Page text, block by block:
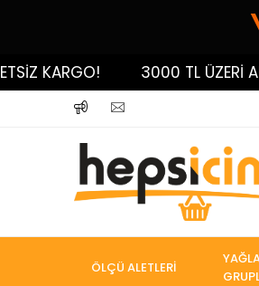
KARGO! 3000 TL ÜZERİ
ÖLÇÜ ALETLERİ